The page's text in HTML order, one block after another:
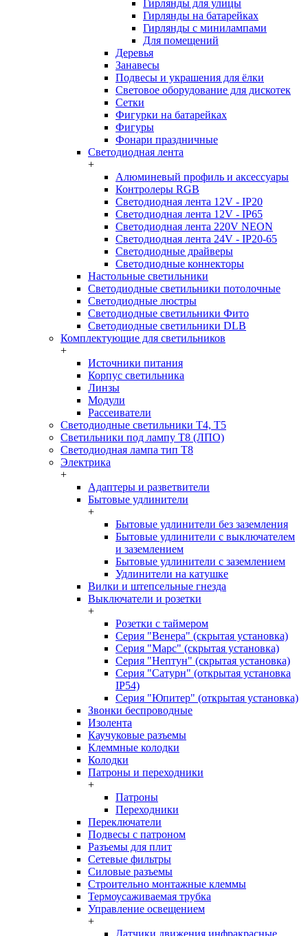
Гирлянды для улицы
Гирлянды на батарейках
Гирлянды с минилампами
Для помещений
Деревья
Занавесы
Подвесы и украшения для ёлки
Световое оборудование для дискотек
Сетки
Фигурки на батарейках
Фигуры
Фонари праздничные
Светодиодная лента
+
Алюминевый профиль и аксессуары
Контролеры RGB
Светодиодная лента 12V - IP20
Светодиодная лента 12V - IP65
Светодиодная лента 220V NEON
Светодиодная лента 24V - IP20-65
Светодиодные драйверы
Светодиодные коннекторы
Настольные светильники
Светодиодные светильники потолочные
Светодиодные люстры
Светодиодные светильники Фито
Светодиодные светильники DLB
Комплектующие для светильников
+
Источники питания
Корпус светильника
Линзы
Модули
Рассеиватели
Светодиодные светильники T4, T5
Светильники под лампу Т8 (ЛПО)
Светодиодная лампа тип T8
Электрика
+
Адаптеры и разветвители
Бытовые удлинители
+
Бытовые удлинители без заземления
Бытовые удлинители с выключателем
и заземлением
Бытовые удлинители с заземлением
Удлинители на катушке
Вилки и штепсельные гнезда
Выключатели и розетки
+
Розетки с таймером
Серия "Венера" (скрытая установка)
Серия "Марс" (скрытая установка)
Серия "Нептун" (скрытая установка)
Серия "Сатурн" (открытая установка
IP54)
Серия "Юпитер" (открытая установка)
Звонки беспроводные
Изолента
Каучуковые разъемы
Клеммные колодки
Колодки
Патроны и переходники
+
Патроны
Переходники
Переключатели
Подвесы с патроном
Разъемы для плит
Сетевые фильтры
Силовые разъемы
Строительно монтажные клеммы
Термоусаживаемая трубка
Управление освещением
+
Датчики движения инфракрасные